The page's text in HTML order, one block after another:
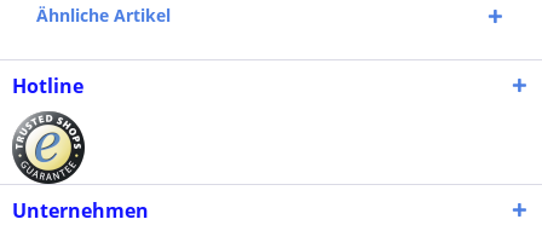
Ähnliche Artikel
Hotline
Unternehmen